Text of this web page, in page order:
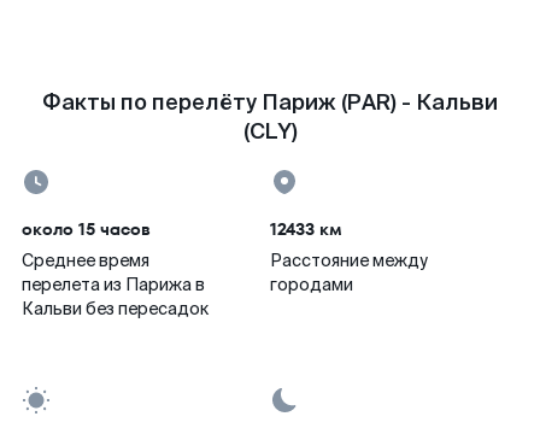
Факты по перелёту Париж (PAR) - Кальви
(CLY)
около 15 часов
Среднее время
перелета из Парижа в
Кальви без пересадок
12433 км
Расстояние между
городами